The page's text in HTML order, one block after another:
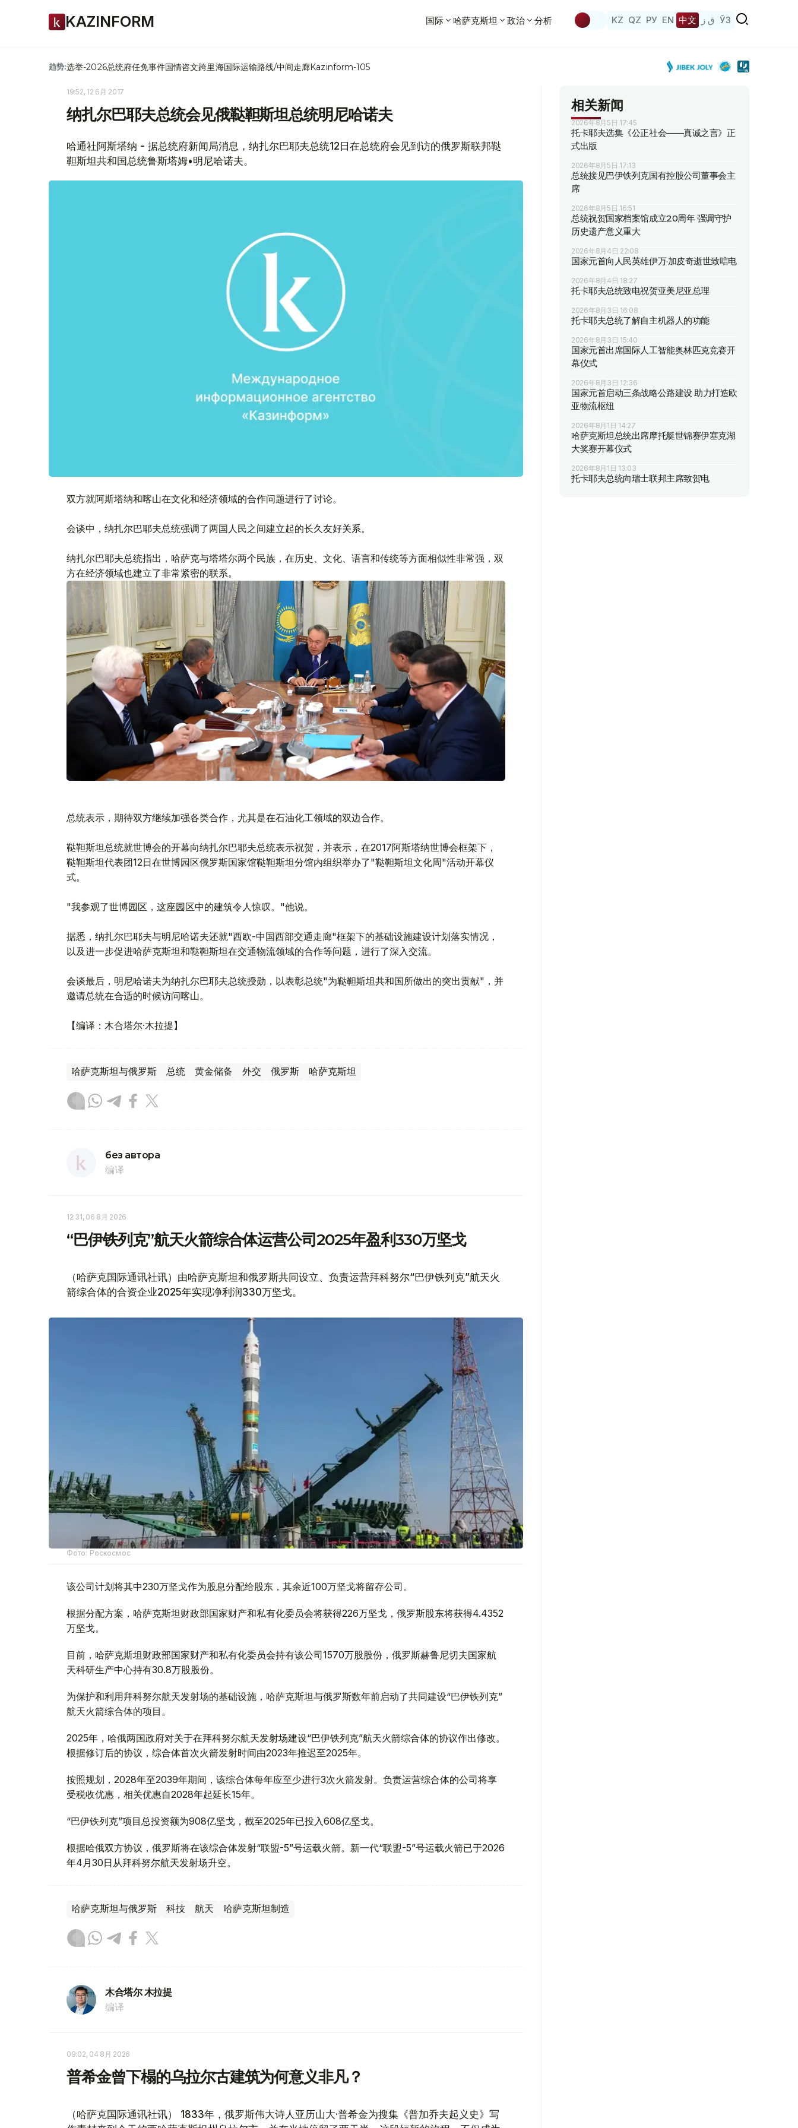
KAZINFORM 国际 哈萨克斯坦 政治 分析 KZ QZ РУ EN 中文 ق ز ЎЗ
趋势:选举-2026总统府任免事件国情咨文跨里海国际运输路线/中间走廊Kazinform-105
19:52, 12 6月 2017
纳扎尔巴耶夫总统会见俄鞑靼斯坦总统明尼哈诺夫
哈通社阿斯塔纳 - 据总统府新闻局消息，纳扎尔巴耶夫总统12日在总统府会见到访的俄罗斯联邦鞑
靼斯坦共和国总统鲁斯塔姆•明尼哈诺夫。
双方就阿斯塔纳和喀山在文化和经济领域的合作问题进行了讨论。
会谈中，纳扎尔巴耶夫总统强调了两国人民之间建立起的长久友好关系。
纳扎尔巴耶夫总统指出，哈萨克与塔塔尔两个民族，在历史、文化、语言和传统等方面相似性非常强，双
方在经济领域也建立了非常紧密的联系。
总统表示，期待双方继续加强各类合作，尤其是在石油化工领域的双边合作。
鞑靼斯坦总统就世博会的开幕向纳扎尔巴耶夫总统表示祝贺，并表示，在2017阿斯塔纳世博会框架下，
鞑靼斯坦代表团12日在世博园区俄罗斯国家馆鞑靼斯坦分馆内组织举办了"鞑靼斯坦文化周"活动开幕仪
式。
"我参观了世博园区，这座园区中的建筑令人惊叹。"他说。
据悉，纳扎尔巴耶夫与明尼哈诺夫还就"西欧-中国西部交通走廊"框架下的基础设施建设计划落实情况，
以及进一步促进哈萨克斯坦和鞑靼斯坦在交通物流领域的合作等问题，进行了深入交流。
会谈最后，明尼哈诺夫为纳扎尔巴耶夫总统授勋，以表彰总统"为鞑靼斯坦共和国所做出的突出贡献"，并
邀请总统在合适的时候访问喀山。
【编译：木合塔尔·木拉提】
哈萨克斯坦与俄罗斯 总统 黄金储备 外交 俄罗斯 哈萨克斯坦
без автора
编译
12:31, 06 8月 2026
“巴伊铁列克”航天火箭综合体运营公司2025年盈利330万坚戈
（哈萨克国际通讯社讯）由哈萨克斯坦和俄罗斯共同设立、负责运营拜科努尔“巴伊铁列克”航天火
箭综合体的合资企业2025年实现净利润330万坚戈。
Фото: Роскосмос
该公司计划将其中230万坚戈作为股息分配给股东，其余近100万坚戈将留存公司。
根据分配方案，哈萨克斯坦财政部国家财产和私有化委员会将获得226万坚戈，俄罗斯股东将获得4.4352
万坚戈。
目前，哈萨克斯坦财政部国家财产和私有化委员会持有该公司1570万股股份，俄罗斯赫鲁尼切夫国家航
天科研生产中心持有30.8万股股份。
为保护和利用拜科努尔航天发射场的基础设施，哈萨克斯坦与俄罗斯数年前启动了共同建设“巴伊铁列克”
航天火箭综合体的项目。
2025年，哈俄两国政府对关于在拜科努尔航天发射场建设“巴伊铁列克”航天火箭综合体的协议作出修改。
根据修订后的协议，综合体首次火箭发射时间由2023年推迟至2025年。
按照规划，2028年至2039年期间，该综合体每年应至少进行3次火箭发射。负责运营综合体的公司将享
受税收优惠，相关优惠自2028年起延长15年。
“巴伊铁列克”项目总投资额为908亿坚戈，截至2025年已投入608亿坚戈。
根据哈俄双方协议，俄罗斯将在该综合体发射“联盟-5”号运载火箭。新一代“联盟-5”号运载火箭已于2026
年4月30日从拜科努尔航天发射场升空。
哈萨克斯坦与俄罗斯 科技 航天 哈萨克斯坦制造
木合塔尔 木拉提
编译
09:02, 04 8月 2026
普希金曾下榻的乌拉尔古建筑为何意义非凡？
（哈萨克国际通讯社讯） 1833年，俄罗斯伟大诗人亚历山大·普希金为搜集《普加乔夫起义史》写
相关新闻
2026年8月5日 17:45
托卡耶夫选集《公正社会——真诚之言》正
式出版
2026年8月5日 17:13
总统接见巴伊铁列克国有控股公司董事会主
席
2026年8月5日 16:51
总统祝贺国家档案馆成立20周年 强调守护
历史遗产意义重大
2026年8月4日 22:08
国家元首向人民英雄伊万·加皮奇逝世致唁电
2026年8月4日 18:27
托卡耶夫总统致电祝贺亚美尼亚总理
2026年8月3日 16:08
托卡耶夫总统了解自主机器人的功能
2026年8月3日 15:40
国家元首出席国际人工智能奥林匹克竞赛开
幕仪式
2026年8月3日 12:36
国家元首启动三条战略公路建设 助力打造欧
亚物流枢纽
2026年8月1日 14:27
哈萨克斯坦总统出席摩托艇世锦赛伊塞克湖
大奖赛开幕仪式
2026年8月1日 13:03
托卡耶夫总统向瑞士联邦主席致贺电